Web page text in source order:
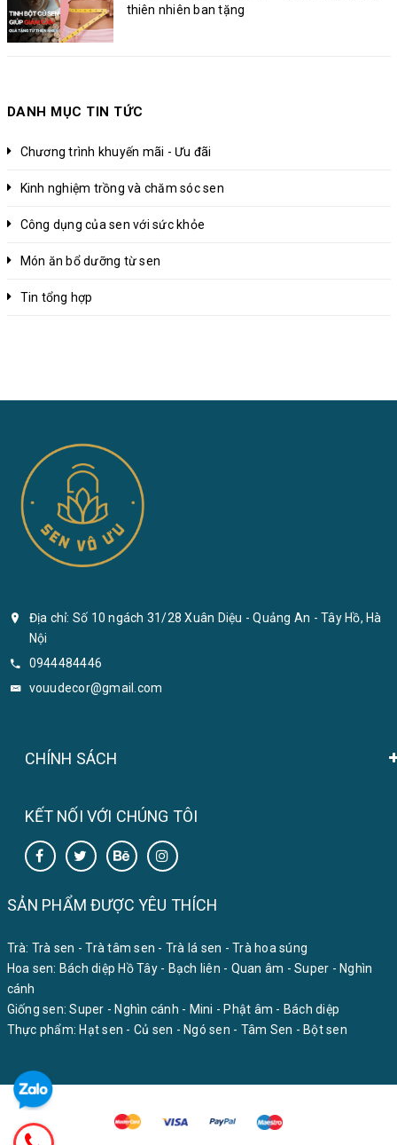
thiên nhiên ban tặng
DANH MỤC TIN TỨC
Chương trình khuyến mãi - Ưu đãi
Kinh nghiệm trồng và chăm sóc sen
Công dụng của sen với sức khỏe
Món ăn bổ dưỡng từ sen
Tin tổng hợp
Địa chỉ: Số 10 ngách 31/28 Xuân Diệu - Quảng An - Tây Hồ, Hà
Nội
0944484446
vouudecor@gmail.com
CHÍNH SÁCH
KẾT NỐI VỚI CHÚNG TÔI
SẢN PHẨM ĐƯỢC YÊU THÍCH
Trà: Trà sen - Trà tâm sen - Trà lá sen - Trà hoa súng
Hoa sen: Bách diệp Hồ Tây- Bạch liên - Quan âm - Super - Nghìn
cánh
Giống sen: Super - Nghìn cánh - Mini - Phật âm - Bách diệp
Thực phẩm: Hạt sen - Củ sen - Ngó sen - Tâm Sen - Bột sen